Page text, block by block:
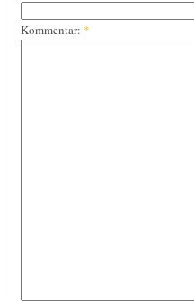
Kommentar: *